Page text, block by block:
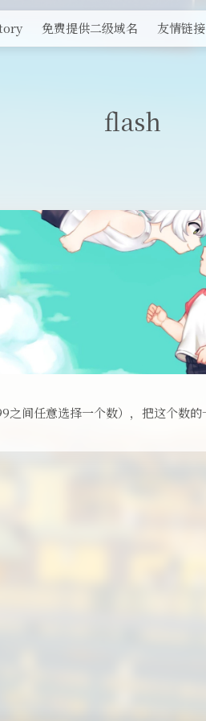
免费提供二级域名 友情链接
flash
之间任意选择一个数），把这个数